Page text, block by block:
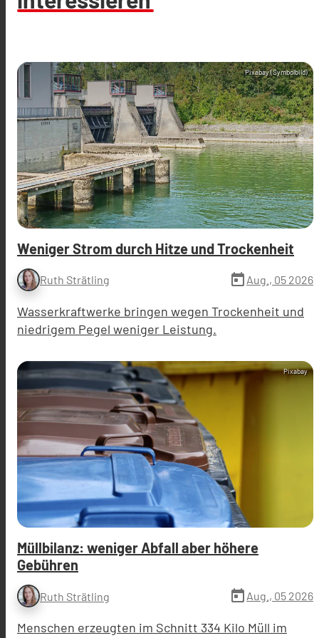
Pixabay (Symbolbild)
Weniger Strom durch Hitze und Trockenheit
Ruth Strätling today Aug., 05 2026
Wasserkraftwerke bringen wegen Trockenheit und
niedrigem Pegel weniger Leistung.
Pixabay
Müllbilanz: weniger Abfall aber höhere
Gebühren
Ruth Strätling today Aug., 05 2026
Menschen erzeugten im Schnitt 334 Kilo Müll im